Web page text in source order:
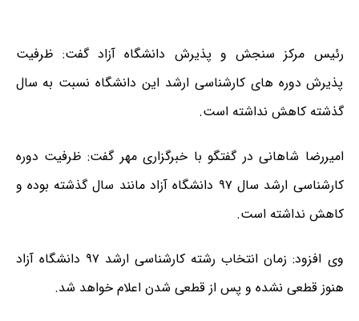
رئیس مرکز سنجش و پذیرش دانشگاه آزاد گفت: ظرفیت
پذیرش دوره های کارشناسی ارشد این دانشگاه نسبت به سال
گذشته کاهش نداشته است.
امیررضا شاهانی در گفتگو با خبرگزاری مهر گفت: ظرفیت دوره
کارشناسی ارشد سال ۹۷ دانشگاه آزاد
مانند سال گذشته بوده و
کاهش نداشته است.
وی افزود:زمان انتخاب رشته کارشناسی ارشد ۹۷ دانشگاه آزاد
هنوز قطعی نشده و پس از قطعی شدن اعلام خواهد شد.